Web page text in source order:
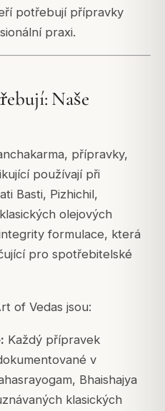
potřebují přípravky
praxi.
Naše
přípravky,
používají při
Basti, Pizhichil,
olejových
formulace, která
pro spotřebitelské
of Vedas jsou:
Každý přípravek
v
Bhaishajya
klasických